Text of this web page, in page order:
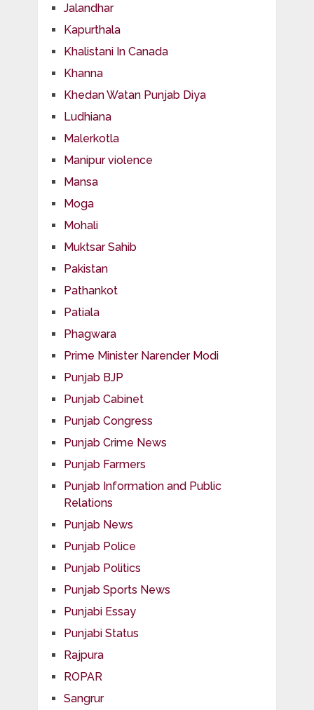
Jalandhar
Kapurthala
Khalistani In Canada
Khanna
Khedan Watan Punjab Diya
Ludhiana
Malerkotla
Manipur violence
Mansa
Moga
Mohali
Muktsar Sahib
Pakistan
Pathankot
Patiala
Phagwara
Prime Minister Narender Modi
Punjab BJP
Punjab Cabinet
Punjab Congress
Punjab Crime News
Punjab Farmers
Punjab Information and Public
Relations
Punjab News
Punjab Police
Punjab Politics
Punjab Sports News
Punjabi Essay
Punjabi Status
Rajpura
ROPAR
Sangrur